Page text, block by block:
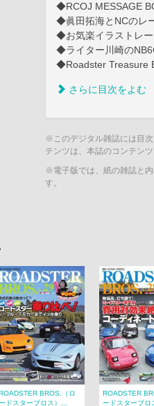
◆RCOJ MESSAGE
◆眞田拓海とNCのレ
◆お気楽イラストレー
◆ライター川崎の
◆Roadster Treasure
さらに目次をよむ
※このデジタル雑誌には目
テンツは、本誌のコンテン
※電子版では、紙の雑誌と
す。
BROS.（ロ
ードスターブロス）...
ROADSTER
ードスターブロ